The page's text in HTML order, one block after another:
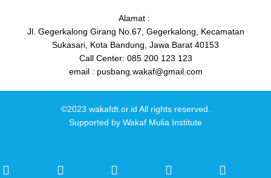
Alamat :
Jl. Gegerkalong Girang No.67, Gegerkalong, Kecamatan
Sukasari, Kota Bandung, Jawa Barat 40153
Call Center: 085 200 123 123
email : pusbang.wakaf@gmail.com
©2023 wakafdt.or.id All rights reserved.
Supported by Wakaf Mulia Institute